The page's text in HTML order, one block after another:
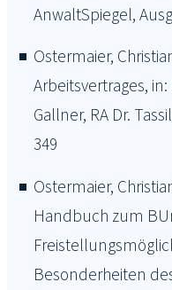
AnwaltSpiegel,
Ostermaier,
Arbeitsvertrages,
Gallner, RA Dr.
349
Ostermaier,
Handbuch zum
Besonderheiten